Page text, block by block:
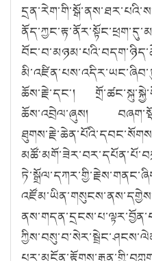
ཆོས་རྗེ་དང༌།
ཆོས་འབྲེལ་ཞུས།